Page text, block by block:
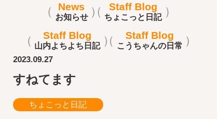
News
お知らせ
Staff Blog
ちょこっと日記
Staff Blog
山内よちよち日記
Staff Blog
こうちゃんの日常
2023.09.27
すねてます
ちょこっと日記